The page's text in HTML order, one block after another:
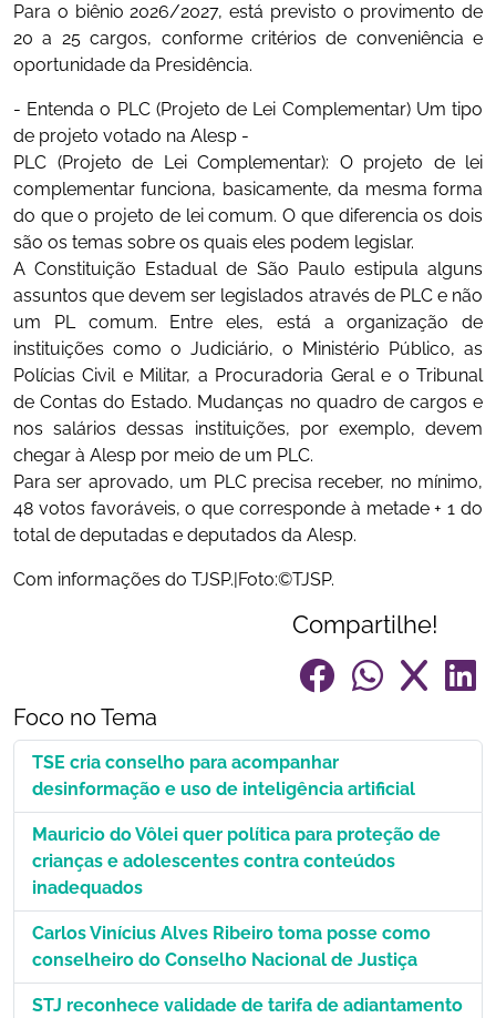
Para o biênio 2026/2027, está previsto o provimento de
20 a 25 cargos, conforme critérios de conveniência e
oportunidade da Presidência.
- Entenda o PLC (Projeto de Lei Complementar) Um tipo
de projeto votado na Alesp -
PLC (Projeto de Lei Complementar): O projeto de lei
complementar funciona, basicamente, da mesma forma
do que o projeto de lei comum. O que diferencia os dois
são os temas sobre os quais eles podem legislar.
A Constituição Estadual de São Paulo estipula alguns
assuntos que devem ser legislados através de PLC e não
um PL comum. Entre eles, está a organização de
instituições como o Judiciário, o Ministério Público, as
Polícias Civil e Militar, a Procuradoria Geral e o Tribunal
de Contas do Estado. Mudanças no quadro de cargos e
nos salários dessas instituições, por exemplo, devem
chegar à Alesp por meio de um PLC.
Para ser aprovado, um PLC precisa receber, no mínimo,
48 votos favoráveis, o que corresponde à metade + 1 do
total de deputadas e deputados da Alesp.
Com informações do TJSP.|Foto:©TJSP.
Compartilhe!
Foco no Tema
TSE cria conselho para acompanhar
desinformação e uso de inteligência artificial
Mauricio do Vôlei quer política para proteção de
crianças e adolescentes contra conteúdos
inadequados
Carlos Vinícius Alves Ribeiro toma posse como
conselheiro do Conselho Nacional de Justiça
STJ reconhece validade de tarifa de adiantamento